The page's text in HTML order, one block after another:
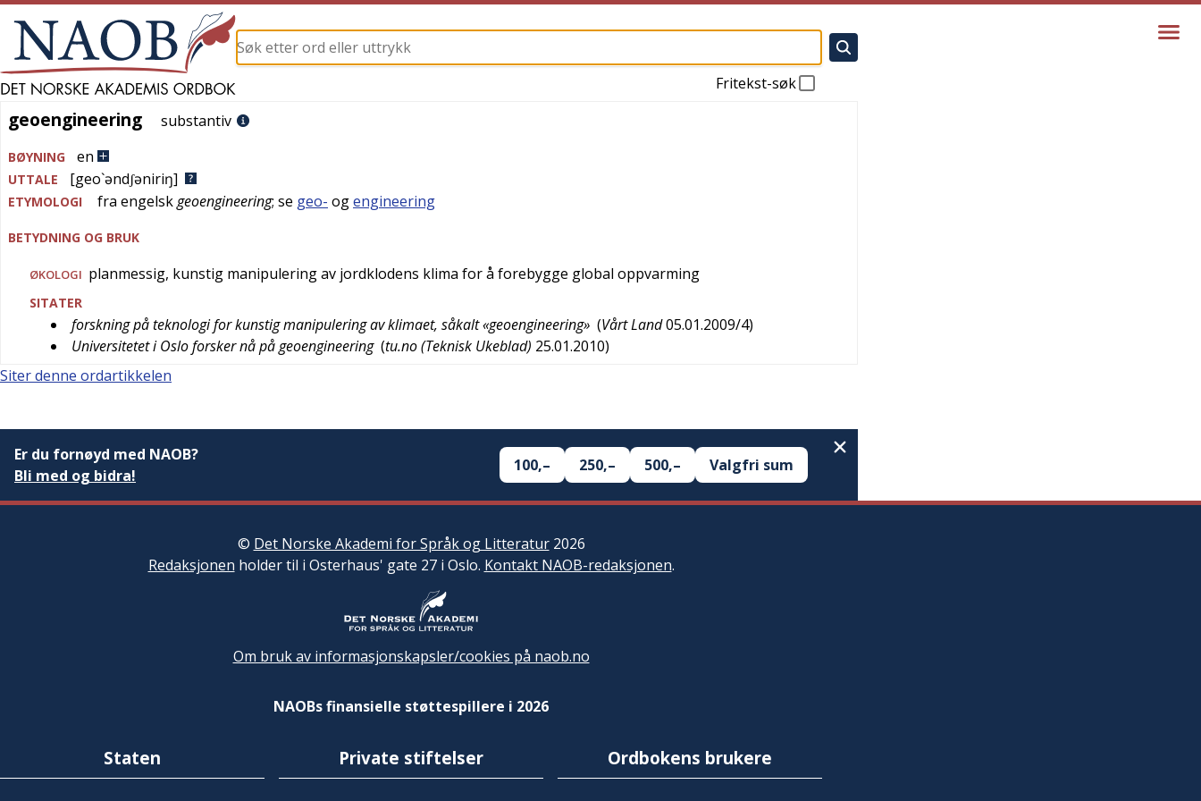
Fritekst-søk
geoengineering
geoengineering substantiv
BØYNING en
UTTALE [geo`əndʃəniriŋ]
ETYMOLOGI fra engelskgeoengineering; se geo- ogengineering
BETYDNING OG BRUK
ØKOLOGI planmessig, kunstig manipulering av jordklodens klima for å forebygge global oppvarming
SITATER
forskning på teknologi for kunstig manipulering av klimaet, såkalt «geoengineering» (Vårt Land05.01.2009/4)
Universitetet i Oslo forsker nå på geoengineering (tu.no (Teknisk Ukeblad) 25.01.2010)
Siter denne ordartikkelen
Er du fornøyd med NAOB?
Bli med og bidra!
100,– 250,– 500,– Valgfri sum
© Det Norske Akademi for Språk og Litteratur2026
Redaksjonen holder til i Osterhaus' gate 27 i Oslo. Kontakt NAOB-redaksjonen.
Om bruk av informasjonskapsler/cookies på naob.no
NAOBs finansielle støttespillere i 2026
Staten Private stiftelser Ordbokens brukere